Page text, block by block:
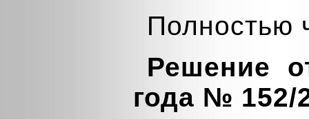
Полностью
Решение
года № 152/